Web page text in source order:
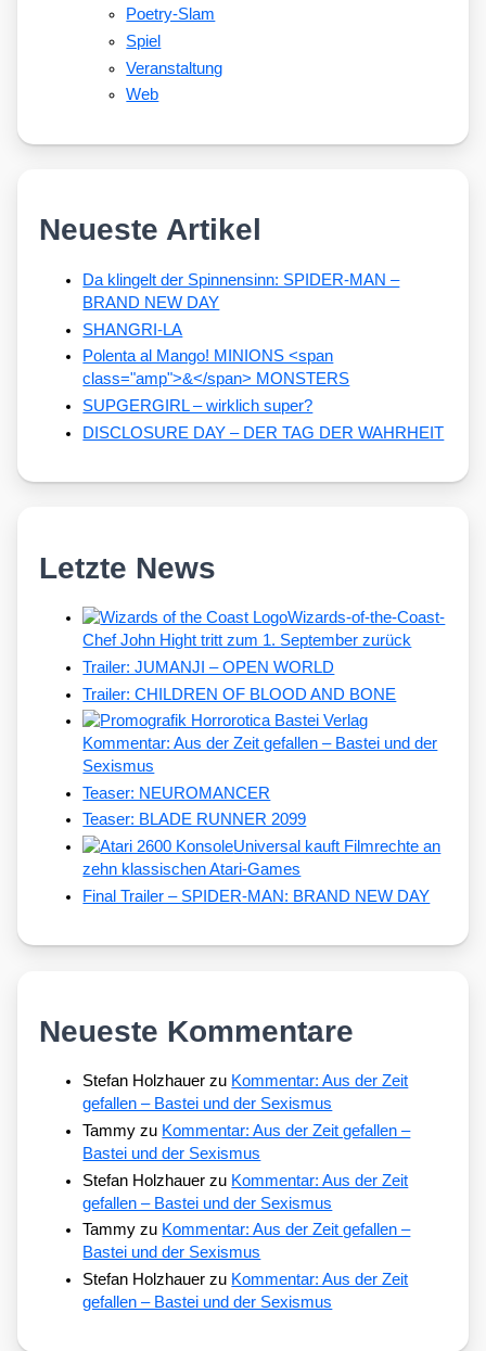
Poetry-Slam
Spiel
Veranstaltung
Web
Neueste Artikel
Da klingelt der Spinnensinn: SPIDER-MAN –
BRAND NEW DAY
SHANGRI-LA
Polenta al Mango! MINIONS <span
class="amp">&</span> MONSTERS
SUPGERGIRL – wirklich super?
DISCLOSURE DAY – DER TAG DER WAHRHEIT
Letzte News
Wizards-of-the-Coast-
Chef John Hight tritt zum 1. September zurück
Trailer: JUMANJI – OPEN WORLD
Trailer: CHILDREN OF BLOOD AND BONE
Kommentar: Aus der Zeit gefallen – Bastei und der
Sexismus
Teaser: NEUROMANCER
Teaser: BLADE RUNNER 2099
Universal kauft Filmrechte an
zehn klassischen Atari-Games
Final Trailer – SPIDER-MAN: BRAND NEW DAY
Neueste Kommentare
Stefan Holzhauer zu Kommentar: Aus der Zeit
gefallen – Bastei und der Sexismus
Tammy zu Kommentar: Aus der Zeit gefallen –
Bastei und der Sexismus
Stefan Holzhauer zu Kommentar: Aus der Zeit
gefallen – Bastei und der Sexismus
Tammy zu Kommentar: Aus der Zeit gefallen –
Bastei und der Sexismus
Stefan Holzhauer zu Kommentar: Aus der Zeit
gefallen – Bastei und der Sexismus